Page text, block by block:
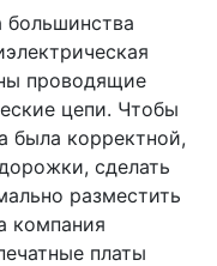
большинства
проводящие
цепи. Чтобы
была корректной,
сделать
разместить
компания
платы